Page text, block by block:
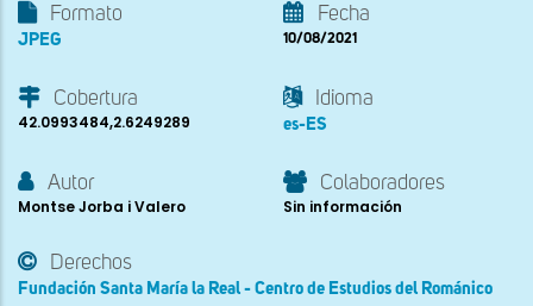
Formato
JPEG
Fecha
10/08/2021
Cobertura
42.0993484,2.6249289
Idioma
es-ES
Autor
Montse Jorba i Valero
Colaboradores
Sin información
Derechos
Fundación Santa María la Real - Centro de Estudios del Románico